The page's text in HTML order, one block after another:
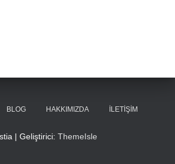
BLOG HAKKIMIZDA İLETIŞIM
| Geliştirici: ThemeIsle